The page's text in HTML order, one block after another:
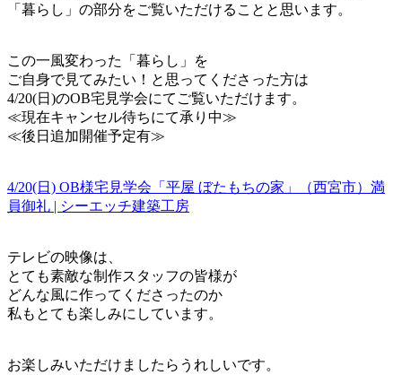
「暮らし」の部分をご覧いただけることと思います。
この一風変わった「暮らし」を
ご自身で見てみたい！と思ってくださった方は
4/20(日)のOB宅見学会にてご覧いただけます。
≪現在キャンセル待ちにて承り中≫
≪後日追加開催予定有≫
4/20(日) OB様宅見学会「平屋 ぼたもちの家」（西宮市）満
員御礼 | シーエッチ建築工房
テレビの映像は、
とても素敵な制作スタッフの皆様が
どんな風に作ってくださったのか
私もとても楽しみにしています。
お楽しみいただけましたらうれしいです。